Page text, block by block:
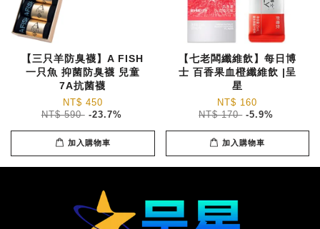
【三只羊防臭襪】A FISH
一只魚 抑菌防臭襪 兒童
7A抗菌襪
NT$ 450
NT$ 590 -23.7%
加入購物車
【七老闆纖維飲】每日博
士 百香果血橙纖維飲 |呈
星
NT$ 160
NT$ 170 -5.9%
加入購物車